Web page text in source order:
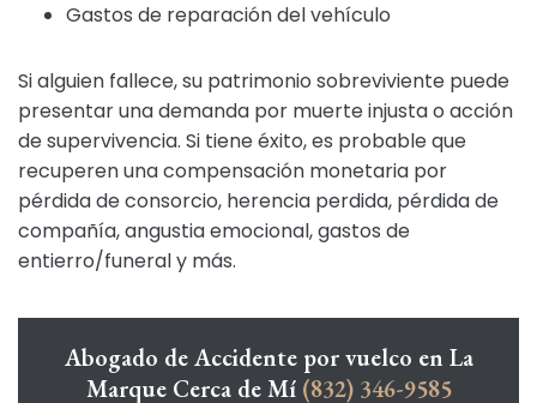
Gastos de reparación del vehículo
Si alguien fallece, su patrimonio sobreviviente puede
presentar una demanda por muerte injusta o acción
de supervivencia. Si tiene éxito, es probable que
recuperen una compensación monetaria por
pérdida de consorcio, herencia perdida, pérdida de
compañía, angustia emocional, gastos de
entierro/funeral y más.
Abogado de Accidente por vuelco en La
Marque Cerca de Mí (832) 346-9585